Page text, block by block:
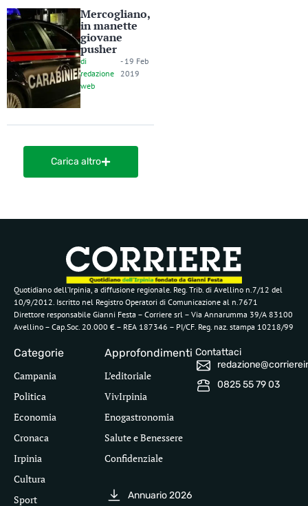
Mercogliano,
in manette
giovane
pusher
di
redazione
web
- 19 Feb
2019
Carica altro
Quotidiano dell’Irpinia, a diffusione regionale. Reg. Trib. di Avellino n.7/12 del
10/9/2012. Iscritto nel Registro Operatori di Comunicazione al n.7671
Direttore responsabile Gianni Festa – Corriere srl – Via Annarumma 39/A 83100
Avellino – Cap.Soc. 20.000 € – REA 187346 – PI/CF. Reg. naz. stampa 10218/99
Categorie
Campania
Politica
Economia
Cronaca
Irpinia
Cultura
Sport
Approfondimenti
L’editoriale
VivIrpinia
Enogastronomia
Salute e Benessere
Confidenziale
Annuario 2026
Contattaci
0825 55 79 03